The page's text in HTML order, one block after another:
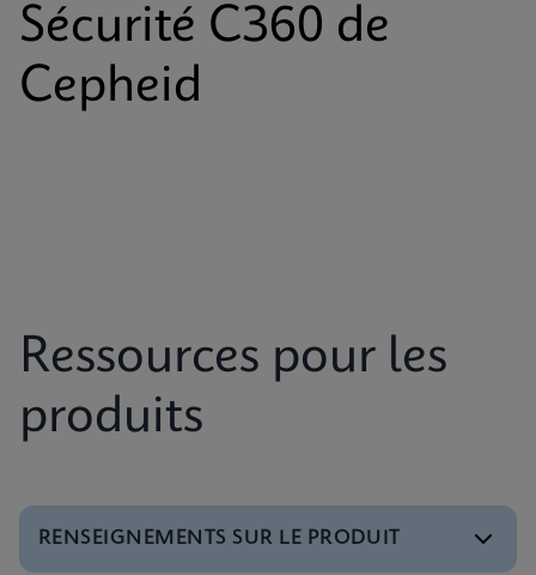
Sécurité C360 de
Cepheid
Ressources pour les
produits
RENSEIGNEMENTS SUR LE PRODUIT